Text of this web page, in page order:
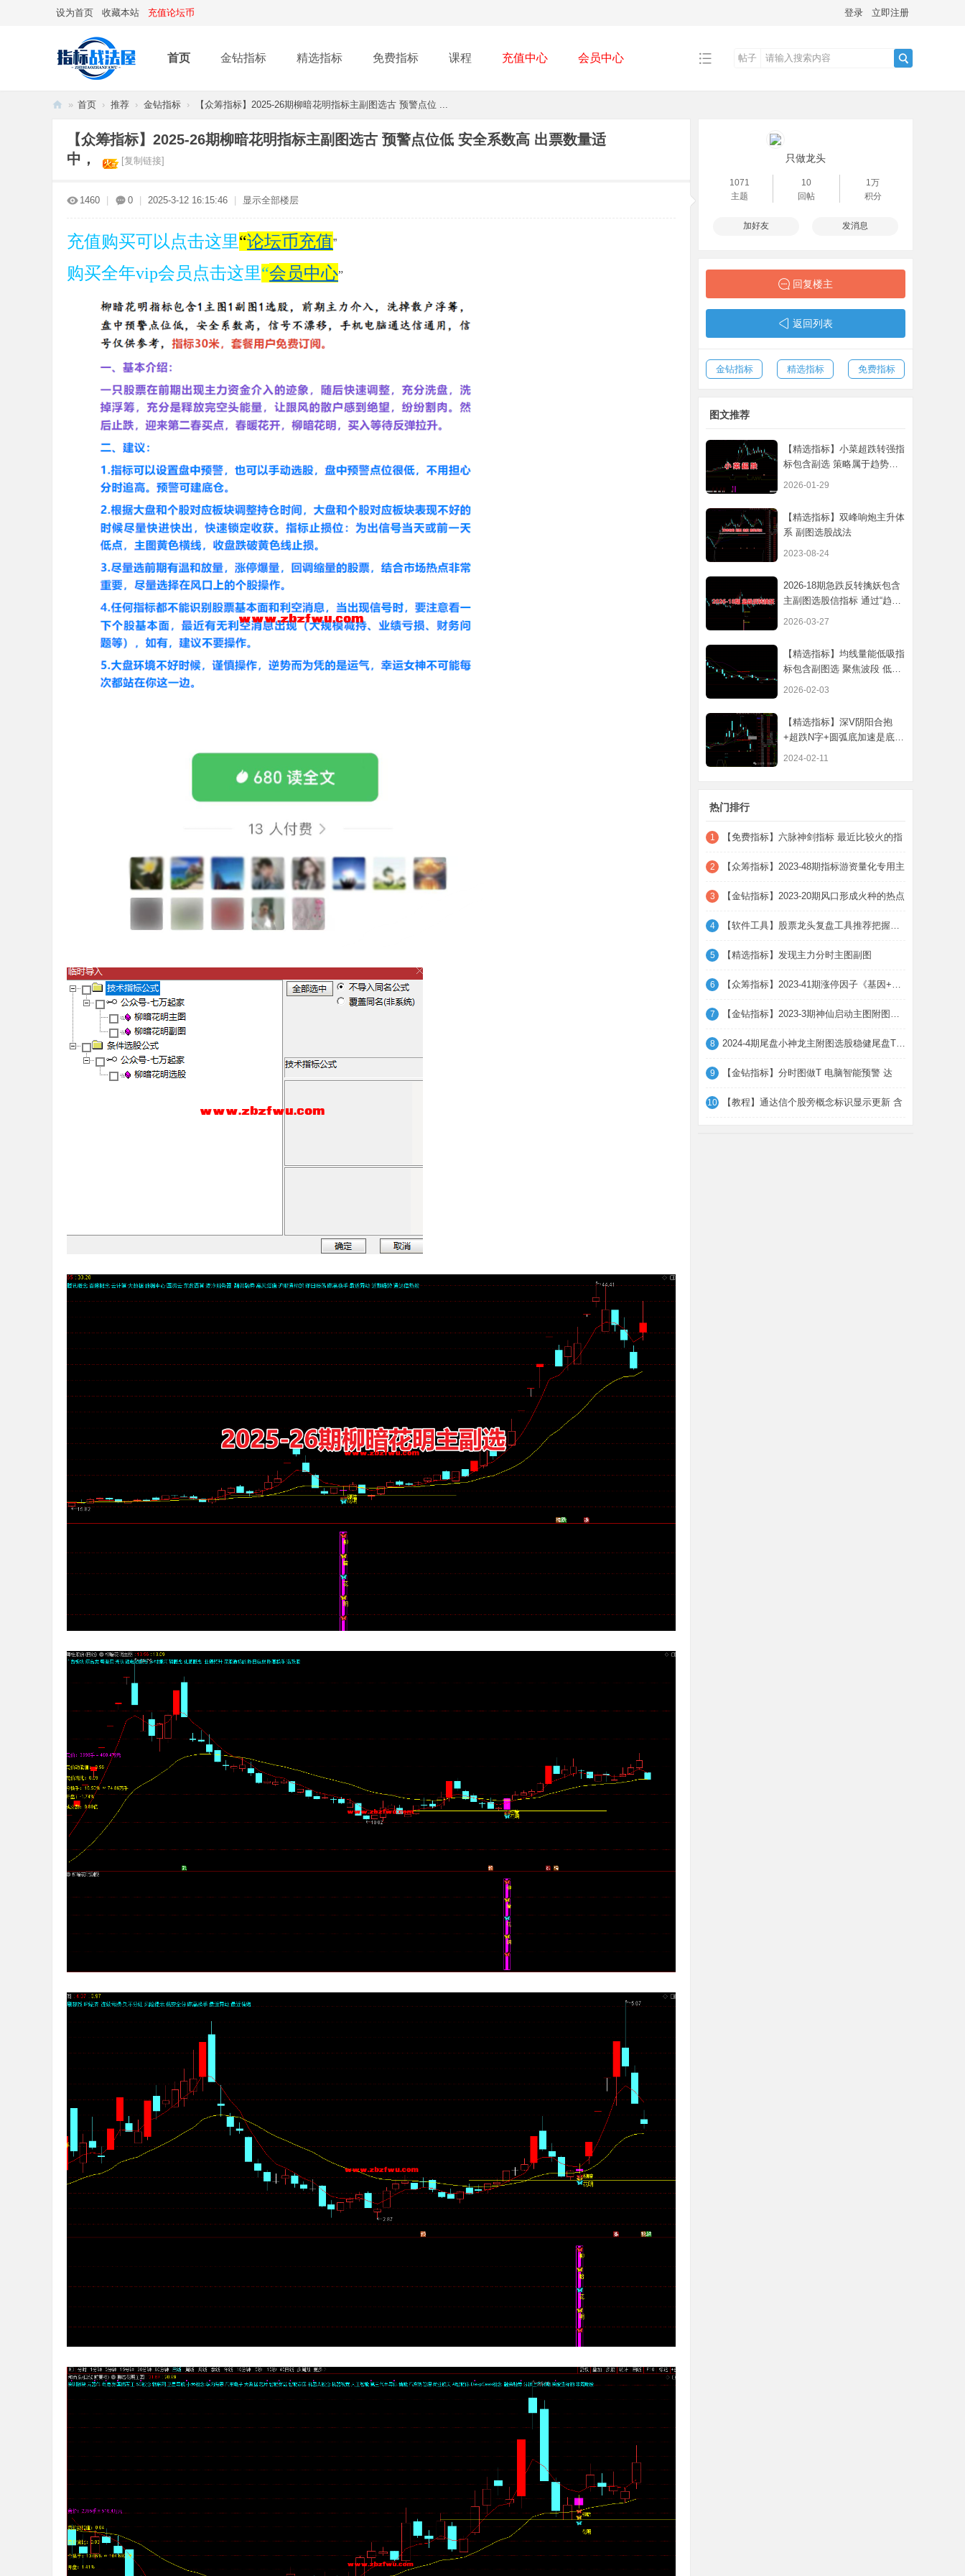
设为首页 收藏本站 充值论坛币 登录 立即注册
首页 金钻指标 精选指标 免费指标 课程 充值中心 会员中心 帖子
» 首页 › 推荐 › 金钻指标 › 【众筹指标】2025-26期柳暗花明指标主副图选古 预警点位 ...
【众筹指标】2025-26期柳暗花明指标主副图选古 预警点位低 安全系数高 出票数量适
中，
[复制链接]
1460 0 2025-3-12 16:15:46 显示全部楼层
充值购买可以点击这里“论坛币充值”
购买全年vip会员点击这里“会员中心”
只做龙头
1071
主题
10
回帖
1万
积分
加好友 发消息
回复楼主
返回列表
金钻指标 精选指标 免费指标
图文推荐
【精选指标】小菜超跌转强指
标包含副选 策略属于趋势下
跌多种信
2026-01-29
【精选指标】双峰响炮主升体
系 副图选股战法
2023-08-24
2026-18期急跌反转擒妖包含
主副图选股信指标 通过“趋势
空头+加
2026-03-27
【精选指标】均线量能低吸指
标包含副图选 聚焦波段 低吸
均线与
2026-02-03
【精选指标】深V阴阳合抱
+超跌N字+圆弧底加速是底部
三绝（优化类
2024-02-11
热门排行
1 【免费指标】六脉神剑指标 最近比较火的指
2 【众筹指标】2023-48期指标游资量化专用主
3 【金钻指标】2023-20期风口形成火种的热点
4 【软件工具】股票龙头复盘工具推荐把握主线
5 【精选指标】发现主力分时主图副图
6 【众筹指标】2023-41期涨停因子《基因+因子
7 【金钻指标】2023-3期神仙启动主图附图选股
8 2024-4期尾盘小神龙主附图选股稳健尾盘T+1
9 【金钻指标】分时图做T 电脑智能预警 达
10 【教程】通达信个股旁概念标识显示更新 含